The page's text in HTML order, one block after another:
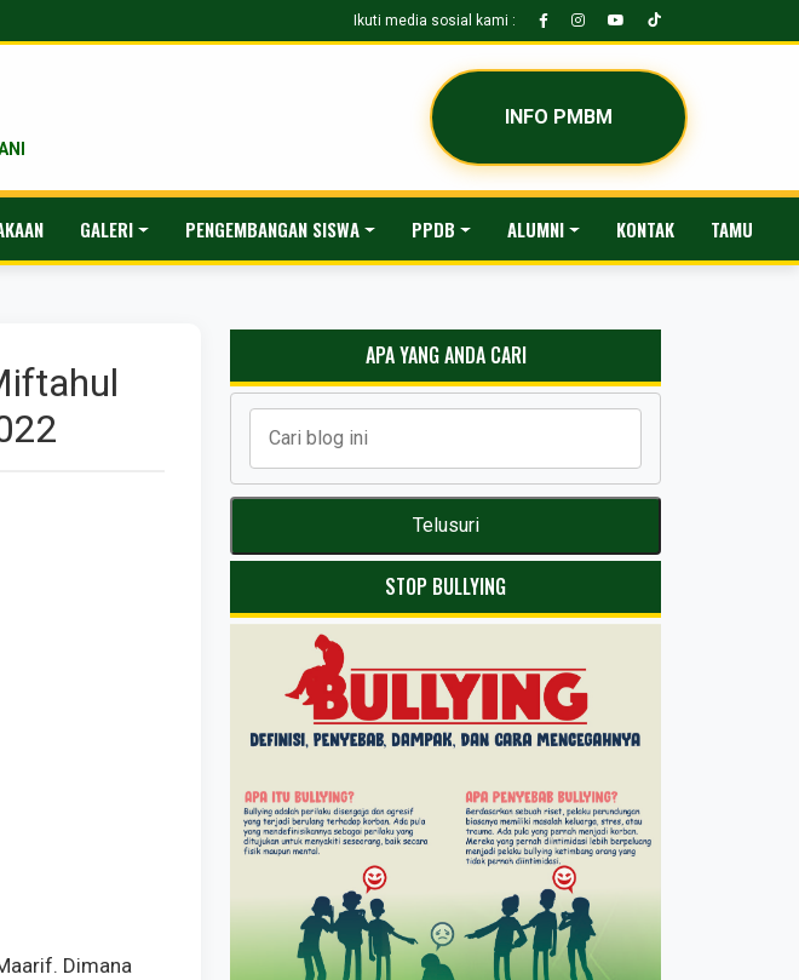
Ikuti media sosial kami :
INFO PMBM
GALERI PENGEMBANGAN SISWA PPDB ALUMNI KONTAK TAMU
Dimana
APA YANG ANDA CARI
STOP BULLYING